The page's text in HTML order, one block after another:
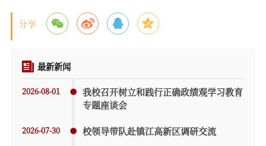
分享
最新新闻
2026-08-01
我校召开树立和践行正确政绩观学习教育
专题座谈会
2026-07-30 校领导带队赴镇江高新区调研交流